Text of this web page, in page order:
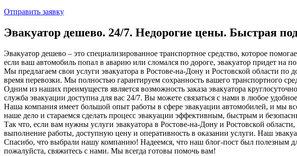
Отправить заявку
Эвакуатор дешево. 24/7. Недорогие цены. Быстрая
Эвакуатор дешево – это специализированное транспортное средство, которое
если ваш автомобиль попал в аварию или сломался по дороге, эвакуатор придет на
Мы предлагаем свои услуги эвакуатора в Ростове-на-Дону и Ростовской области по
время перевозки. Мы полностью гарантируем сохранность вашего транспортного
Одним из наших преимуществ является возможность заказа эвакуатора
служба эвакуации доступна для вас 24/7. Вы можете связаться с нами в любое
Наша компания имеет большой опыт работы в сфере эвакуации автомобилей, и мы
наше дело и стараемся сделать процесс эвакуации эффективным, быстрым и
Так что, если вам нужны услуги эвакуатора в Ростове-на-Дону и Ростовской
выполнение работы, доступную цену и оперативность в оказании услуги. Наш
Спасибо, что выбрали нашу компанию! Надеемся, что наш блог-пост был полезным
пожалуйста, свяжитесь с нами. Мы всегда готовы помочь вам!